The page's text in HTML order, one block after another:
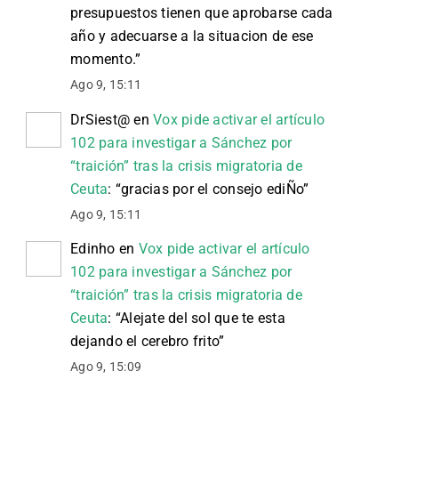
presupuestos tienen que aprobarse cada
año y adecuarse a la situacion de ese
momento.”
Ago 9, 15:11
DrSiest@ en Vox pide activar el artículo
102 para investigar a Sánchez por
“traición” tras la crisis migratoria de
Ceuta: “gracias por el consejo ediÑo”
Ago 9, 15:11
Edinho en Vox pide activar el artículo
102 para investigar a Sánchez por
“traición” tras la crisis migratoria de
Ceuta: “Alejate del sol que te esta
dejando el cerebro frito”
Ago 9, 15:09